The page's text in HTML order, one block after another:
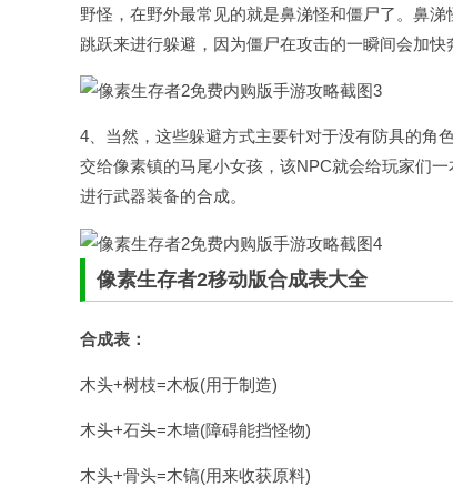
野怪，在野外最常见的就是鼻涕怪和僵尸了。鼻
跳跃来进行躲避，因为僵尸在攻击的一瞬间会加快
4、当然，这些躲避方式主要针对于没有防具的角
交给像素镇的马尾小女孩，该NPC就会给玩家们
进行武器装备的合成。
像素生存者2移动版合成表大全
合成表：
木头+树枝=木板(用于制造)
木头+石头=木墙(障碍能挡怪物)
木头+骨头=木镐(用来收获原料)